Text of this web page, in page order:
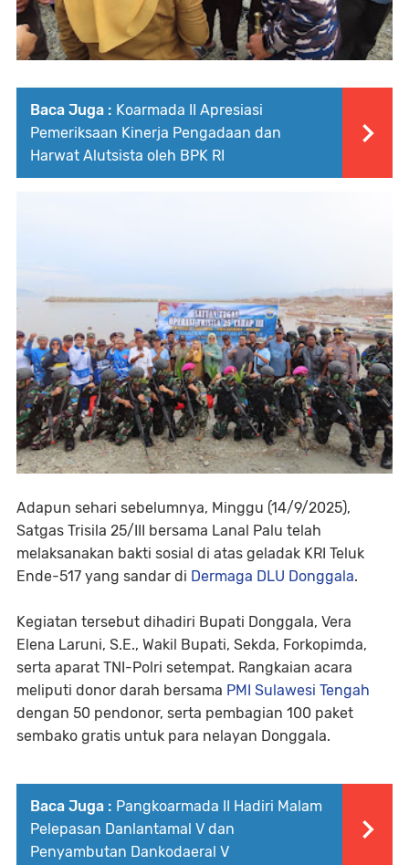
Baca Juga : Koarmada II Apresiasi
Pemeriksaan Kinerja Pengadaan dan
Harwat Alutsista oleh BPK RI
Adapun sehari sebelumnya, Minggu (14/9/2025),
Satgas Trisila 25/III bersama Lanal Palu telah
melaksanakan bakti sosial di atas geladak KRI Teluk
Ende-517 yang sandar di Dermaga DLU Donggala.
Kegiatan tersebut dihadiri Bupati Donggala, Vera
Elena Laruni, S.E., Wakil Bupati, Sekda, Forkopimda,
serta aparat TNI-Polri setempat. Rangkaian acara
meliputi donor darah bersama PMI Sulawesi Tengah
dengan 50 pendonor, serta pembagian 100 paket
sembako gratis untuk para nelayan Donggala.
Baca Juga : Pangkoarmada II Hadiri Malam
Pelepasan Danlantamal V dan
Penyambutan Dankodaeral V